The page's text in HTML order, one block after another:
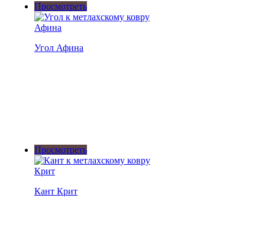
Просмотреть
Угол Афина
Просмотреть
Кант Крит